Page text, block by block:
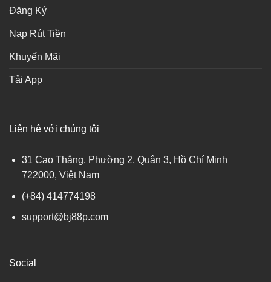
Đăng Ký
Nạp Rút Tiền
Khuyến Mãi
Tải App
Liên hệ với chúng tôi​
31 Cao Thắng, Phường 2, Quận 3, Hồ Chí Minh
722000, Việt Nam
(+84) 414774198
support@bj88p.com
Social